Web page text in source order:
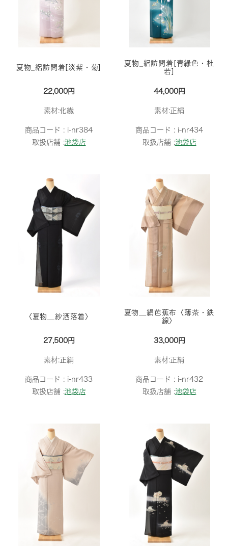
夏物_絽訪問着[淡紫・菊]
22,000円
素材:化繊
商品コード : i-nr384
取扱店舗 :池袋店
夏物_絽訪問着[青緑色・杜
若]
44,000円
素材:正絹
商品コード : i-nr434
取扱店舗 :池袋店
〈夏物＿紗洒落着〉
27,500円
素材:正絹
商品コード : i-nr433
取扱店舗 :池袋店
夏物＿絹芭蕉布〈薄茶・鉄
線〉
33,000円
素材:正絹
商品コード : i-nr432
取扱店舗 :池袋店